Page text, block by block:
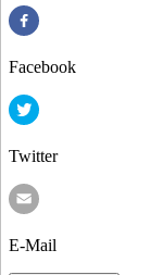
Facebook
Twitter
E-Mail